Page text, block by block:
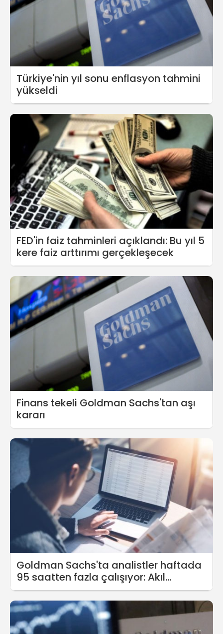
Türkiye'nin yıl sonu enflasyon tahmini
yükseldi
FED'in faiz tahminleri açıklandı: Bu yıl 5
kere faiz arttırımı gerçekleşecek
Finans tekeli Goldman Sachs'tan aşı
kararı
Goldman Sachs'ta analistler haftada
95 saatten fazla çalışıyor: Akıl
sağlığımızdan endişe ediyoruz